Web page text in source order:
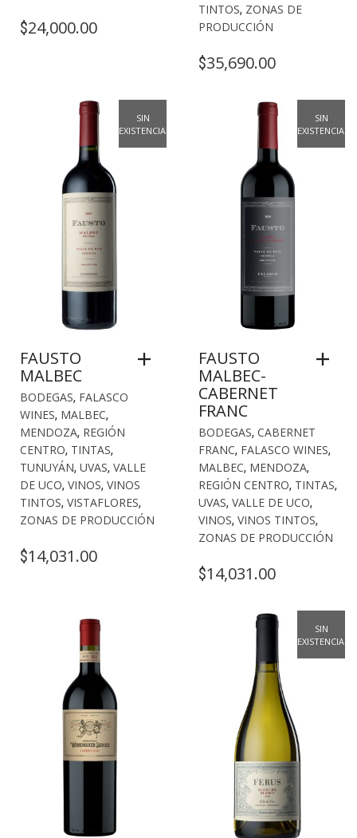
$24,000.00
TINTOS, ZONAS DE
PRODUCCIÓN
$35,690.00
SIN
EXISTENCIAS
FAUSTO
MALBEC
BODEGAS, FALASCO
WINES, MALBEC,
MENDOZA, REGIÓN
CENTRO, TINTAS,
TUNUYÁN, UVAS, VALLE
DE UCO, VINOS, VINOS
TINTOS, VISTAFLORES,
ZONAS DE PRODUCCIÓN
$14,031.00
SIN
EXISTENCIAS
FAUSTO
MALBEC-
CABERNET
FRANC
BODEGAS, CABERNET
FRANC, FALASCO WINES,
MALBEC, MENDOZA,
REGIÓN CENTRO, TINTAS,
UVAS, VALLE DE UCO,
VINOS, VINOS TINTOS,
ZONAS DE PRODUCCIÓN
$14,031.00
SIN
EXISTENCIAS